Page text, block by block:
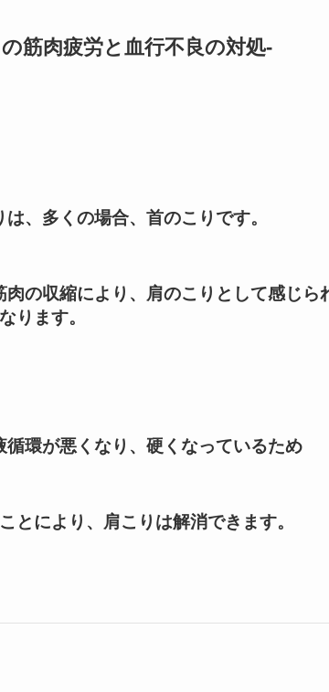
筋肉疲労と血行不良の対処-
、多くの場合、首のこりです。
の収縮により、肩のこりとして感じら
ります。
環が悪くなり、硬くなっているため
とにより、肩こりは解消できます。